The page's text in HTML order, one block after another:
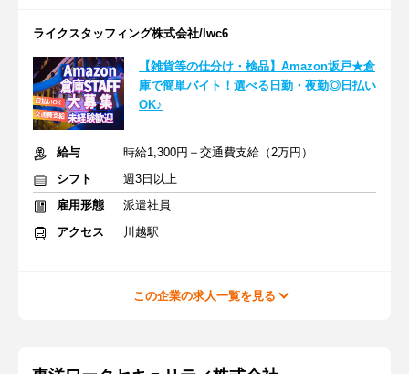
ライクスタッフィング株式会社/lwc6
【雑貨等の仕分け・検品】Amazon坂戸★倉
庫で簡単バイト！選べる日勤・夜勤◎日払い
OK♪
給与
時給1,300円＋交通費支給（2万円）
シフト
週3日以上
雇用形態
派遣社員
アクセス
川越駅
この企業の求人一覧を見る